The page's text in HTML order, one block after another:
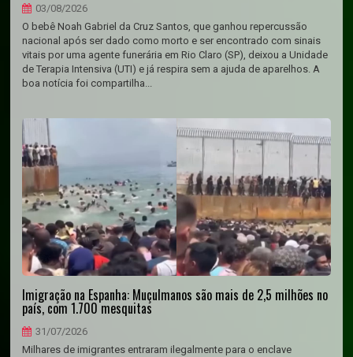
03/08/2026
O bebê Noah Gabriel da Cruz Santos, que ganhou repercussão
nacional após ser dado como morto e ser encontrado com sinais
vitais por uma agente funerária em Rio Claro (SP), deixou a Unidade
de Terapia Intensiva (UTI) e já respira sem a ajuda de aparelhos. A
boa notícia foi compartilha...
Imigração na Espanha: Muçulmanos são mais de 2,5 milhões no
país, com 1.700 mesquitas
31/07/2026
Milhares de imigrantes entraram ilegalmente para o enclave